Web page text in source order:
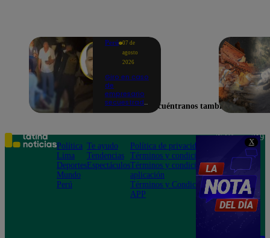
X
Perú 07 de
agosto
2026
Giro en caso
de
empresario
secuestrado
cuentas
Encuéntranos también en
Política
Lima
Deportes
Mundo
Perú
Te ayudo
Tendencias
Espectáculos
Política de privacidad
Términos y condiciones
Términos y condiciones
aplicación
Términos y Condiciones
APP
Teléfono: 219
Av. San
Felipe 968
Jesús María